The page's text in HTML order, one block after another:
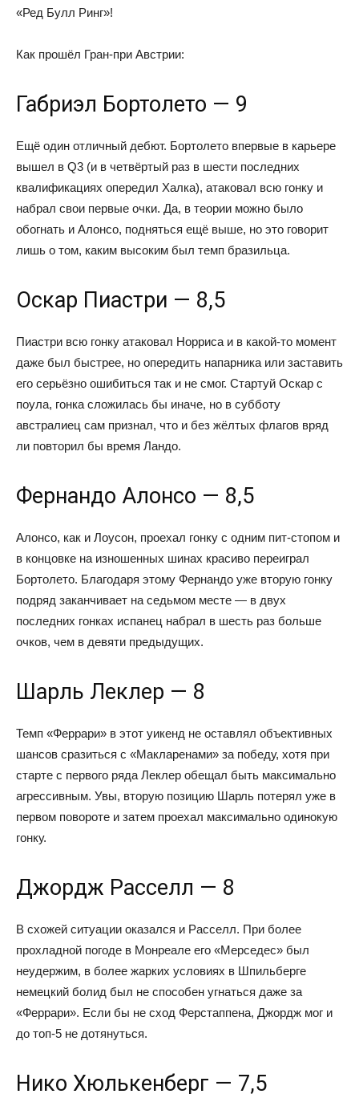
«Ред Булл Ринг»!
Как прошёл Гран-при Австрии:
Габриэл Бортолето — 9
Ещё один отличный дебют. Бортолето впервые в карьере
вышел в Q3 (и в четвёртый раз в шести последних
квалификациях опередил Халка), атаковал всю гонку и
набрал свои первые очки. Да, в теории можно было
обогнать и Алонсо, подняться ещё выше, но это говорит
лишь о том, каким высоким был темп бразильца.
Оскар Пиастри — 8,5
Пиастри всю гонку атаковал Норриса и в какой-то момент
даже был быстрее, но опередить напарника или заставить
его серьёзно ошибиться так и не смог. Стартуй Оскар с
поула, гонка сложилась бы иначе, но в субботу
австралиец сам признал, что и без жёлтых флагов вряд
ли повторил бы время Ландо.
Фернандо Алонсо — 8,5
Алонсо, как и Лоусон, проехал гонку с одним пит-стопом и
в концовке на изношенных шинах красиво переиграл
Бортолето. Благодаря этому Фернандо уже вторую гонку
подряд заканчивает на седьмом месте — в двух
последних гонках испанец набрал в шесть раз больше
очков, чем в девяти предыдущих.
Шарль Леклер — 8
Темп «Феррари» в этот уикенд не оставлял объективных
шансов сразиться с «Макларенами» за победу, хотя при
старте с первого ряда Леклер обещал быть максимально
агрессивным. Увы, вторую позицию Шарль потерял уже в
первом повороте и затем проехал максимально одинокую
гонку.
Джордж Расселл — 8
В схожей ситуации оказался и Расселл. При более
прохладной погоде в Монреале его «Мерседес» был
неудержим, в более жарких условиях в Шпильберге
немецкий болид был не способен угнаться даже за
«Феррари». Если бы не сход Ферстаппена, Джордж мог и
до топ-5 не дотянуться.
Нико Хюлькенберг — 7,5